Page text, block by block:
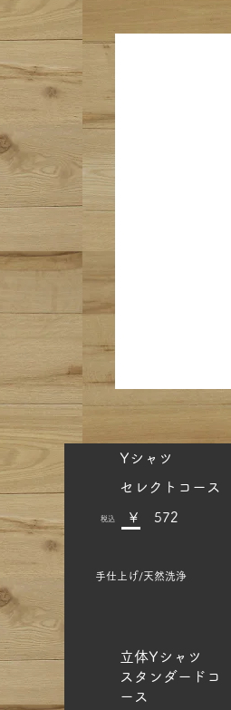
​Yシャツ
セレクトコース
​税込 ​￥ 572
手仕上げ/天然洗浄
​立体Yシャツ
スタンダードコ
ース